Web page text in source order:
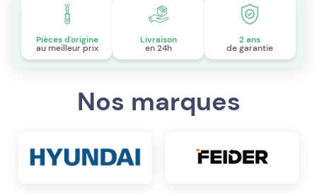
Pièces d'origine
au meilleur prix
Livraison
en 24h
2 ans
de garantie
Nos marques